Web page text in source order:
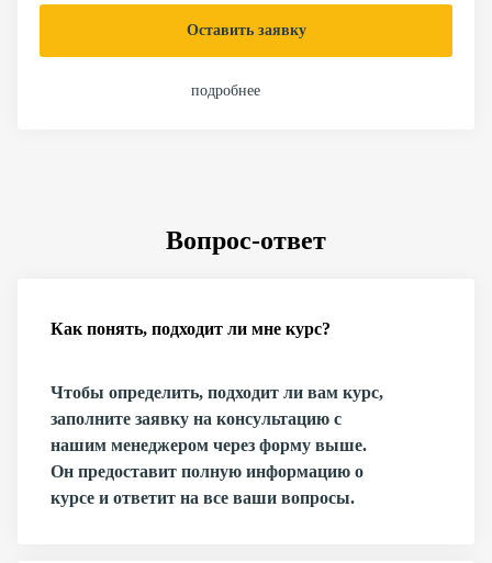
Оставить заявку
подробнее
Вопрос-ответ
Как понять, подходит ли мне курс?
Чтобы определить, подходит ли вам курс,
заполните заявку на консультацию с
нашим менеджером через форму выше.
Он предоставит полную информацию о
курсе и ответит на все ваши вопросы.